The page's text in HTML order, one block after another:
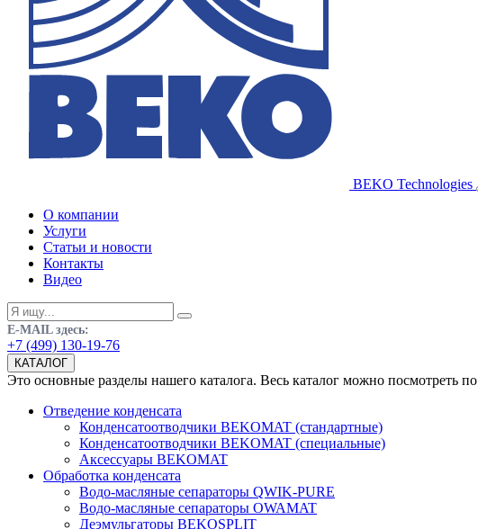
BEKO Technologies
О компании
Услуги
Статьи и новости
Контакты
Видео
E-MAIL здесь:
+7 (499) 130-19-76
КАТАЛОГ
Это основные разделы нашего каталога. Весь каталог можно посмотреть по
Отведение конденсата
Конденсатоотводчики BEKOMAT (стандартные)
Конденсатоотводчики BEKOMAT (специальные)
Аксессуары BEKOMAT
Обработка конденсата
Водо-масляные сепараторы QWIK-PURE
Водо-масляные сепараторы OWAMAT
Деэмульгаторы BEKOSPLIT